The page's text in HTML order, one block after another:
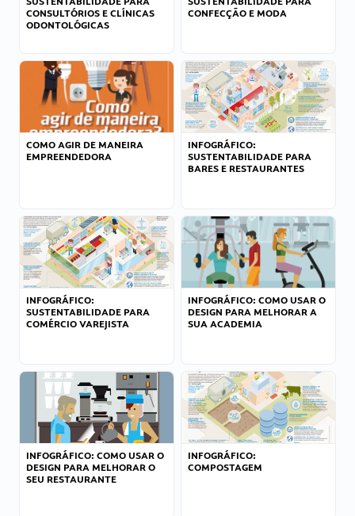
CONSULTÓRIOS E CLÍNICAS
ODONTOLÓGICAS
CONFECÇÃO E MODA
COMO AGIR DE MANEIRA
EMPREENDEDORA
INFOGRÁFICO:
SUSTENTABILIDADE PARA
BARES E RESTAURANTES
INFOGRÁFICO:
SUSTENTABILIDADE PARA
COMÉRCIO VAREJISTA
INFOGRÁFICO: COMO USAR O
DESIGN PARA MELHORAR A
SUA ACADEMIA
INFOGRÁFICO: COMO USAR O
DESIGN PARA MELHORAR O
SEU RESTAURANTE
INFOGRÁFICO:
COMPOSTAGEM